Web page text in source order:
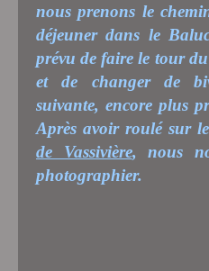
nous prenons le
déjeuner dans le
prévu de faire le tour
et de changer de
suivante, encore plus
Après avoir roulé sur le
de Vassivière, nous
photographier.